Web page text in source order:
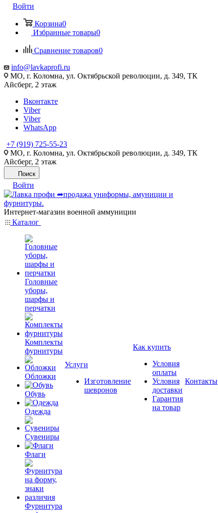
Войти
Корзина0
Избранные товары0
Сравнение товаров0
info@lavkaprofi.ru
МО, г. Коломна, ул. Октябрьской революции, д. 349, ТК
Айсберг, 2 этаж
Вконтакте
Viber
Viber
WhatsApp
+7 (919) 725-55-23
МО, г. Коломна, ул. Октябрьской революции, д. 349, ТК
Айсберг, 2 этаж
Поиск
Войти
Интернет-магазин военной аммуниции
Каталог
Головные
уборы,
шарфы и
перчатки
Комплекты
фурнитуры
Обложки
Обувь
Одежда
Сувениры
Флаги
Фурнитура
Услуги
Изготовление
шевронов
Как купить
Условия
оплаты
Условия
доставки
Гарантия
на товар
Контакты